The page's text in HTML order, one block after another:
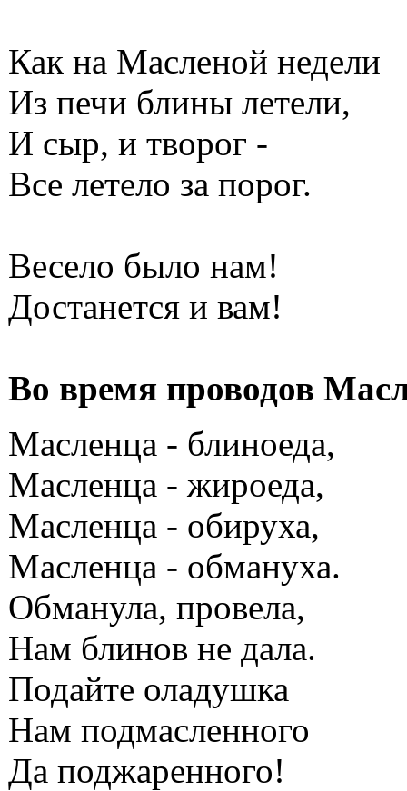
Как на Масленой недели
Из печи блины летели,
И сыр, и творог -
Все летело за порог.
Весело было нам!
Достанется и вам!
Во время проводов
Масленца - блиноеда,
Масленца - жироеда,
Масленца - обируха,
Масленца - обмануха.
Обманула, провела,
Нам блинов не дала.
Подайте оладушка
Нам подмасленного
Да поджаренного!